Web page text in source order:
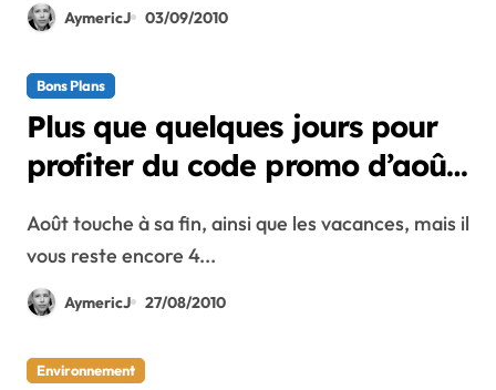
AymericJ 03/09/2010
Bons Plans
Plus que quelques jours pour
profiter du code promo d’août
Août touche à sa fin, ainsi que les vacances, mais il
vous reste encore 4...
AymericJ 27/08/2010
Environnement